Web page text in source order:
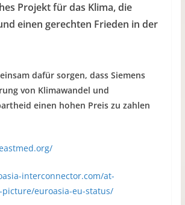
Projekt für das Klima, die
einen gerechten Frieden in der
dafür sorgen, dass Siemens
von Klimawandel und
einen hohen Preis zu zahlen
interconnector.com/at-
euroasia-eu-status/